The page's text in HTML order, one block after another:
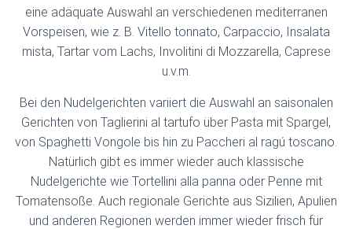
eine adäquate Auswahl an verschiedenen mediterranen
Vorspeisen, wie z. B. Vitello tonnato, Carpaccio, Insalata
mista, Tartar vom Lachs, Involitini di Mozzarella, Caprese
u.v.m.
Bei den Nudelgerichten variiert die Auswahl an saisonalen
Gerichten von Taglierini al tartufo über Pasta mit Spargel,
von Spaghetti Vongole bis hin zu Paccheri al ragú toscano.
Natürlich gibt es immer wieder auch klassische
Nudelgerichte wie Tortellini alla panna oder Penne mit
Tomatensoße. Auch regionale Gerichte aus Sizilien, Apulien
und anderen Regionen werden immer wieder frisch für